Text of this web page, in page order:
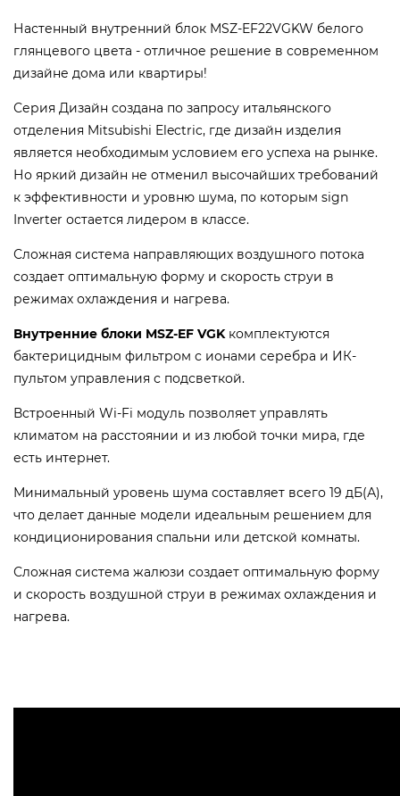
Настенный внутренний блок MSZ-EF22VGKW белого
глянцевого цвета - отличное решение в современном
дизайне дома или квартиры!
Серия Дизайн создана по запросу итальянского
отделения Mitsubishi Electric, где дизайн изделия
является необходимым условием его успеха на рынке.
Но яркий дизайн не отменил высочайших требований
к эффективности и уровню шума, по которым sign
Inverter остается лидером в классе.
Сложная система направляющих воздушного потока
создает оптимальную форму и скорость струи в
режимах охлаждения и нагрева.
Внутренние блоки MSZ-EF VGKкомплектуются
бактерицидным фильтром с ионами серебра и ИК-
пультом управления с подсветкой.
Вcтроенный Wi-Fi модуль позволяет управлять
климатом на расстоянии и из любой точки мира, где
есть интернет.
Минимальный уровень шума составляет всего 19 дБ(А),
что делает данные модели идеальным решением для
кондиционирования спальни или детской комнаты.
Сложная система жалюзи создает оптимальную форму
и скорость воздушной струи в режимах охлаждения и
нагрева.